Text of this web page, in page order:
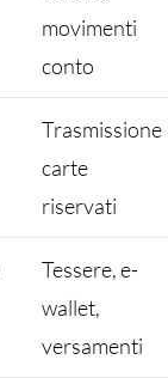
movimenti
conto
Trasmissione
carte
riservati
Tessere, e-
wallet,
versamenti